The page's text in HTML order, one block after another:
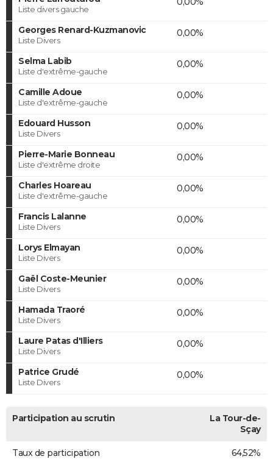
Liste divers gauche
Georges Renard-Kuzmanovic
Liste Divers
0,00%
Selma Labib
Liste d'extrême-gauche
0,00%
Camille Adoue
Liste d'extrême-gauche
0,00%
Edouard Husson
Liste Divers
0,00%
Pierre-Marie Bonneau
Liste d'extrême droite
0,00%
Charles Hoareau
Liste d'extrême-gauche
0,00%
Francis Lalanne
Liste Divers
0,00%
Lorys Elmayan
Liste Divers
0,00%
Gaël Coste-Meunier
Liste Divers
0,00%
Hamada Traoré
Liste Divers
0,00%
Laure Patas d'Illiers
Liste Divers
0,00%
Patrice Grudé
Liste Divers
0,00%
Participation au scrutin
La Tour-de-
Sçay
Taux de participation 64,52%